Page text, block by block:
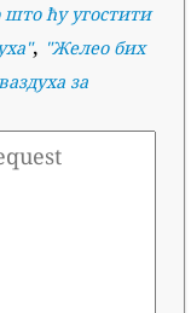
ћу угостити
", "Желео бих
за